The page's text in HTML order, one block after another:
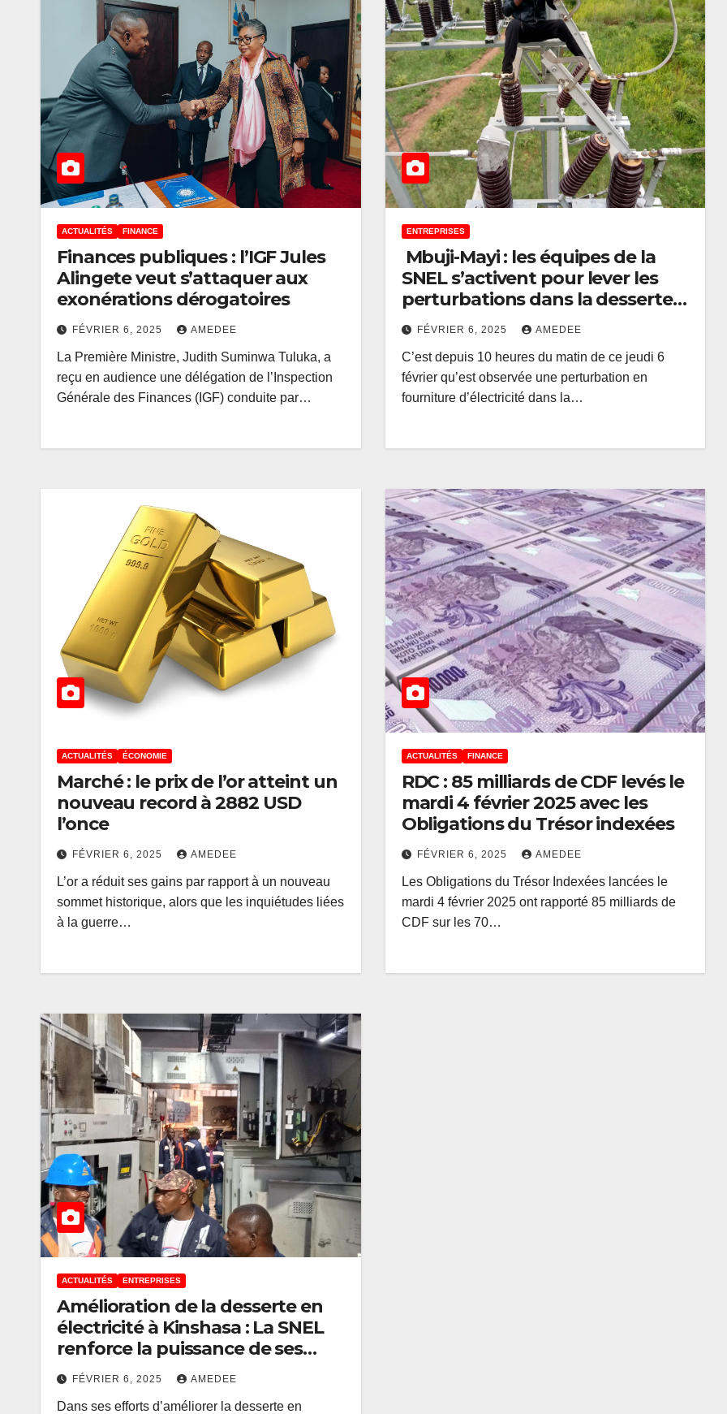
ACTUALITÉS FINANCE
Finances publiques : l’IGF Jules
Alingete veut s’attaquer aux
exonérations dérogatoires
FÉVRIER 6, 2025 AMEDEE
La Première Ministre, Judith Suminwa Tuluka, a
reçu en audience une délégation de l’Inspection
Générale des Finances (IGF) conduite par…
ENTREPRISES
Mbuji-Mayi : les équipes de la
SNEL s’activent pour lever les
perturbations dans la desserte
en électricité
FÉVRIER 6, 2025 AMEDEE
C’est depuis 10 heures du matin de ce jeudi 6
février qu’est observée une perturbation en
fourniture d’électricité dans la…
ACTUALITÉS ÉCONOMIE
Marché : le prix de l’or atteint un
nouveau record à 2882 USD
l’once
FÉVRIER 6, 2025 AMEDEE
L’or a réduit ses gains par rapport à un nouveau
sommet historique, alors que les inquiétudes liées
à la guerre…
ACTUALITÉS FINANCE
RDC : 85 milliards de CDF levés le
mardi 4 février 2025 avec les
Obligations du Trésor indexées
FÉVRIER 6, 2025 AMEDEE
Les Obligations du Trésor Indexées lancées le
mardi 4 février 2025 ont rapporté 85 milliards de
CDF sur les 70…
ACTUALITÉS ENTREPRISES
Amélioration de la desserte en
électricité à Kinshasa : La SNEL
renforce la puissance de ses
transformateurs à Ngaliema et
Kintambo
FÉVRIER 6, 2025 AMEDEE
Dans ses efforts d’améliorer la desserte en
ACTUALITÉS ENTREPRISES
Salon des
Entrepreneurs
Congolais 2026 : la
DG de l’ANAPI
investisseurs autour
de l’ambition d’une
RDC, destination
phare de
l’investissement en
Afrique
ACTUALITÉS OPINIONS
L’enfance : un
perpétuel et non
une simple étape
la vie
AMEDEE